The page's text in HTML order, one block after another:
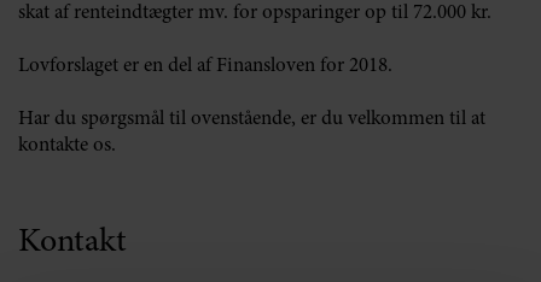
skat af renteindtægter mv. for opsparinger op til 72.000 kr.
Lovforslaget er en del af Finansloven for 2018.
Har du spørgsmål til ovenstående, er du velkommen til at
kontakte os.
Kontakt